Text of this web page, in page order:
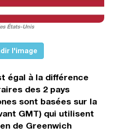
États-Unis
l'image
égal à la différence
des 2 pays
sont basées sur la
GMT) qui utilisent
de Greenwich